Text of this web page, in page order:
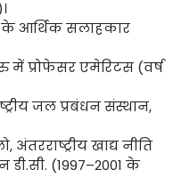
के आर्थिक सलाहकार
में प्रोफेसर एमेरिटस (वर्ष
जल प्रबंधन संस्थान,
खाद्य नीति
(1997–2001 के